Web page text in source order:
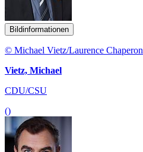
Bildinformationen
© Michael Vietz/Laurence Chaperon
Vietz, Michael
CDU/CSU
()